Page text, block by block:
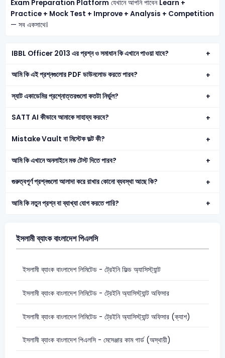
Exam Preparation Platform যেখানে আপনি পাবেন Learn +
Practice + Mock Test + Improve + Analysis + Competition
— সব একসাথে।
IBBL Officer 2013 এর প্রশ্ন ও সমাধান কি এখানে পাওয়া যাবে?
আমি কি এই প্রশ্নগুলোর PDF ডাউনলোড করতে পারব?
স্যাট একাডেমির প্রশ্নোত্তরগুলো কতটা নির্ভুল?
SATT AI কীভাবে আমাকে সাহায্য করবে?
Mistake Vault বা মিস্টেক ভল্ট কী?
আমি কি এখানে অনলাইনে মক টেস্ট দিতে পারব?
গুরুত্বপূর্ণ প্রশ্নগুলো আলাদা করে রাখার কোনো ব্যবস্থা আছে কি?
আমি কি নতুন প্রশ্ন বা ব্যাখ্যা যোগ করতে পারি?
ইসলামী ব্যাংক বাংলাদেশ পিএলসি
ইসলামী ব্যাংক বাংলাদেশ লিমিটেড - ট্রেইনি ফিল্ড অ্যাসিস্ট্যান্ট
ইসলামী ব্যাংক বাংলাদেশ লিমিটেড - ট্রেইনি অ্যাসিস্ট্যান্ট অফিসার
ইসলামী ব্যাংক বাংলাদেশ লিমিটেড - ট্রেইনি অ্যাসিস্ট্যান্ট অফিসার (ক্যাশ)
ইসলামী ব্যাংক বাংলাদেশ পিএলসি - মেসেঞ্জার কাম গার্ড (অস্থায়ী)